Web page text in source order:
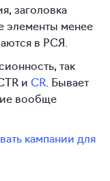
заголовка
элементы менее
в РСЯ.
так
и CR . Бывает
вообще
кампании для